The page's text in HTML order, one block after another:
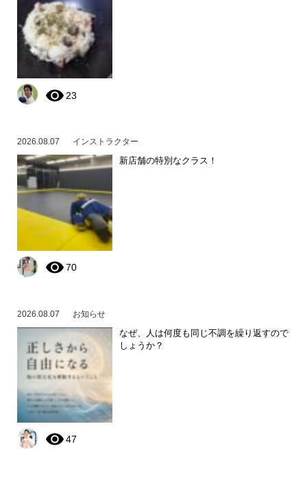
23
2026.08.07 インストラクター
新店舗の特別なクラス！
70
2026.08.07 お知らせ
なぜ、人は何度も同じ不調を繰り返すので
しょうか？
47